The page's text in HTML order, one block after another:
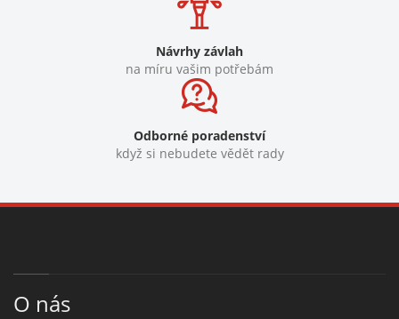
Návrhy závlah
na míru vašim potřebám
Odborné poradenství
když si nebudete vědět rady
O nás